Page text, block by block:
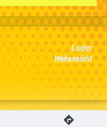
Login
Webansicht